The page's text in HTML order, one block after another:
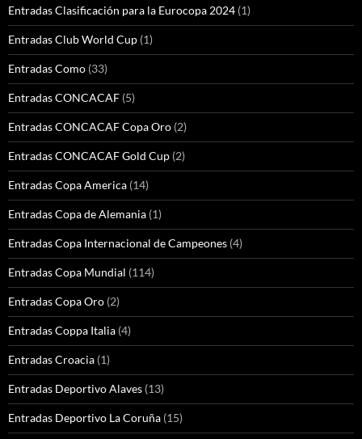
Entradas Clasificación para la Eurocopa 2024 (1)
Entradas Club World Cup (1)
Entradas Como (33)
Entradas CONCACAF (5)
Entradas CONCACAF Copa Oro (2)
Entradas CONCACAF Gold Cup (2)
Entradas Copa America (14)
Entradas Copa de Alemania (1)
Entradas Copa Internacional de Campeones (4)
Entradas Copa Mundial (114)
Entradas Copa Oro (2)
Entradas Coppa Italia (4)
Entradas Croacia (1)
Entradas Deportivo Alaves (13)
Entradas Deportivo La Coruña (15)